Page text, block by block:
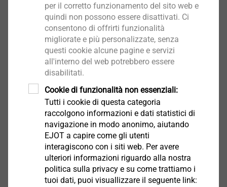
K Fair 2019 - The No. 1 Trade Fair for Plastics
per il corretto funzionamento del sito web e
quindi non possono essere disattivati. Ci
consentono di offrirti funzionalità
migliorate e più personalizzate, senza
questi cookie alcune pagine e servizi
all'interno del web potrebbero essere
disabilitati.
Cookie di funzionalità non essenziali:
Tutti i cookie di questa categoria
raccolgono informazioni e dati statistici di
navigazione in modo anonimo, aiutando
EJOT a capire come gli utenti
interagiscono con i siti web. Per avere
ulteriori informazioni riguardo alla nostra
politica sulla privacy e su come trattiamo i
tuoi dati, puoi visuallizzare il seguente link: